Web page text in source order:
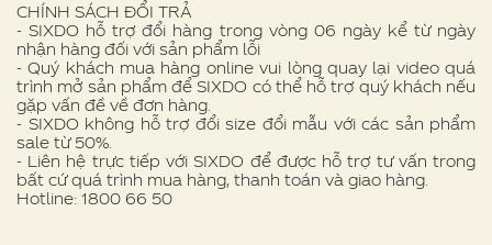
CHÍNH SÁCH ĐỔI TRẢ
- SIXDO hỗ trợ đổi hàng trong vòng 06 ngày kể từ ngày
nhận hàng đối với sản phẩm lỗi
- Quý khách mua hàng online vui lòng quay lại video quá
trình mở sản phẩm để SIXDO có thể hỗ trợ quý khách nếu
gặp vấn đề về đơn hàng.
- SIXDO không hỗ trợ đổi size đổi mẫu với các sản phẩm
sale từ 50%.
- Liên hệ trực tiếp với SIXDO để được hỗ trợ tư vấn trong
bất cứ quá trình mua hàng, thanh toán và giao hàng.
Hotline: 1800 66 50